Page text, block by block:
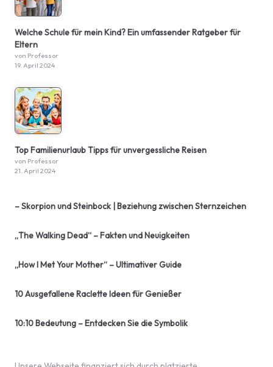
Welche Schule für mein Kind? Ein umfassender Ratgeber für
Eltern
von Professor
19. April 2024
Top Familienurlaub Tipps für unvergessliche Reisen
von Professor
21. April 2024
– Skorpion und Steinbock | Beziehung zwischen Sternzeichen
„The Walking Dead“ – Fakten und Neuigkeiten
„How I Met Your Mother“ – Ultimativer Guide
10 Ausgefallene Raclette Ideen für Genießer
10:10 Bedeutung – Entdecken Sie die Symbolik